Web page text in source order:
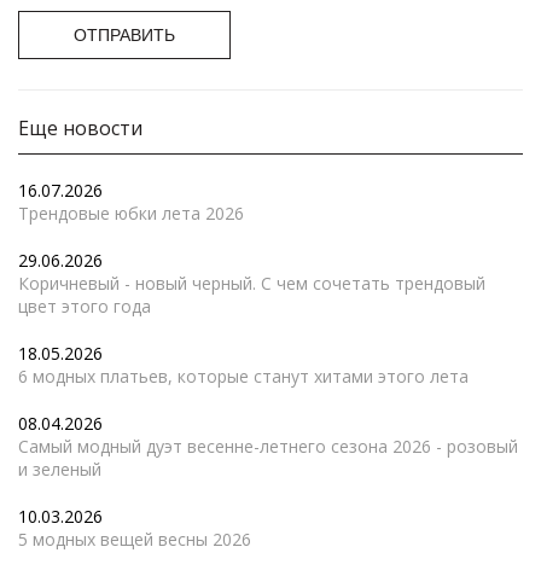
ОТПРАВИТЬ
Еще новости
16.07.2026
Трендовые юбки лета 2026
29.06.2026
Коричневый - новый черный. С чем сочетать трендовый
цвет этого года
18.05.2026
6 модных платьев, которые станут хитами этого лета
08.04.2026
Самый модный дуэт весенне-летнего сезона 2026 - розовый
и зеленый
10.03.2026
5 модных вещей весны 2026